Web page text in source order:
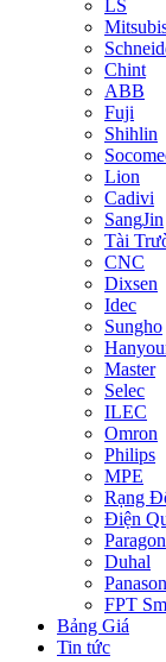
LS
Chint
ABB
Fuji
Shihlin
Lion
Cadivi
SangJin
Tài
CNC
Dixsen
Idec
Sungho
Master
Selec
ILEC
Omron
Philips
MPE
Rạng
Điện
Paragon
Duhal
FPT
Bảng Giá
Tin tức